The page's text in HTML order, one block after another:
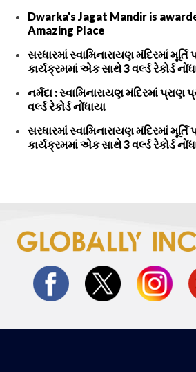
Dwarka's Jagat Mandir is
Amazing Place
સરધારમાં સ્વામિનારાયણ મંદિરમાં મૂર્તિ
કાર્યક્રમમાં એક સાથે 3 વર્લ્ડ રેકોર્ડ
નર્મદા : સ્વામિનારાયણ મંદિરમાં પ્રાણ
વર્લ્ડ રેકોર્ડ નોંધાયા
સરધારમાં સ્વામિનારાયણ મંદિરમાં મૂર્તિ
કાર્યક્રમમાં એક સાથે 3 વર્લ્ડ રેકોર્ડ